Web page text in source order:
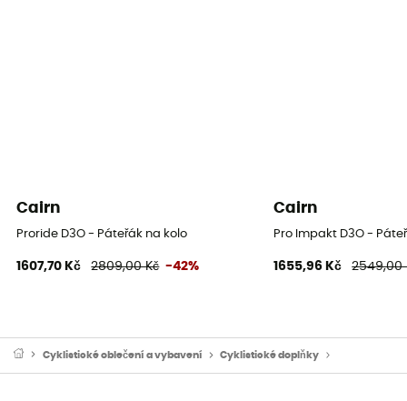
Cairn
Proride D3O - Páteřák na kolo
1607,70 Kč 2809,00 Kč -42%
Cairn
Pro Impakt D3O -
1655,96 Kč 2549,00
Cyklistické oblečení a vybavení Cyklistické doplňky